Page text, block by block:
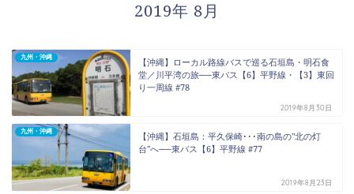
2019年 8月
九州・沖縄
【沖縄】ローカル路線バスで巡る石垣島・明石食
堂／川平湾の旅──東バス【6】平野線・【3】東回
り一周線 #78
2019年8月30日
九州・沖縄
【沖縄】石垣島：平久保崎･･･南の島の"北の灯
台"へ──東バス【6】平野線 #77
2019年8月23日